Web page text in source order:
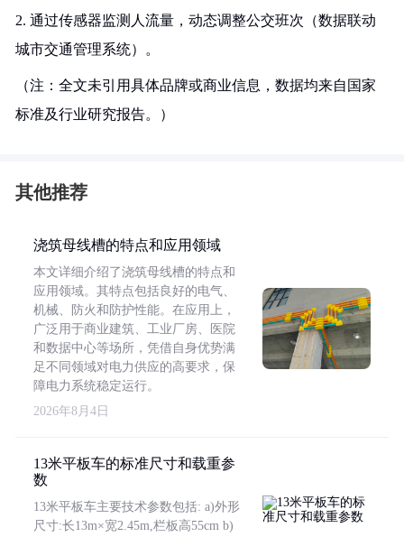
2. 通过传感器监测人流量，动态调整公交班次（数据联动
城市交通管理系统）。
（注：全文未引用具体品牌或商业信息，数据均来自国家
标准及行业研究报告。）
其他推荐
浇筑母线槽的特点和应用领域
本文详细介绍了浇筑母线槽的特点和
应用领域。其特点包括良好的电气、
机械、防火和防护性能。在应用上，
广泛用于商业建筑、工业厂房、医院
和数据中心等场所，凭借自身优势满
足不同领域对电力供应的高要求，保
障电力系统稳定运行。
2026年8月4日
13米平板车的标准尺寸和载重参
数
13米平板车主要技术参数包括: a)外形
尺寸:长13m×宽2.45m,栏板高55cm b)